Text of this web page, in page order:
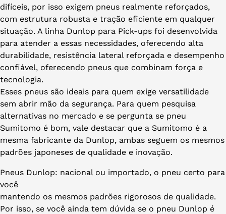
difíceis, por isso exigem pneus realmente reforçados,
com estrutura robusta e tração eficiente em qualquer
situação. A linha Dunlop para Pick-ups foi desenvolvida
para atender a essas necessidades, oferecendo alta
durabilidade, resistência lateral reforçada e desempenho
confiável, oferecendo pneus que combinam força e
tecnologia.
Esses pneus são ideais para quem exige versatilidade
sem abrir mão da segurança. Para quem pesquisa
alternativas no mercado e se pergunta se pneu
Sumitomo é bom, vale destacar que a Sumitomo é a
mesma fabricante da Dunlop, ambas seguem os mesmos
padrões japoneses de qualidade e inovação.
Pneus Dunlop: nacional ou importado, o pneu certo para
você
mantendo os mesmos padrões rigorosos de qualidade.
Por isso, se você ainda tem dúvida se o pneu Dunlop é